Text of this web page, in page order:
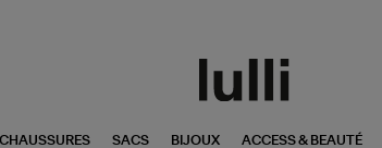
CHAUSSURES SACS BIJOUX ACCESS & BEAUTÉ